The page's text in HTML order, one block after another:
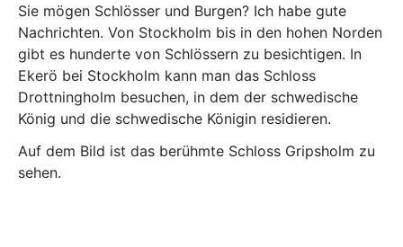
Sie mögen Schlösser und Burgen? Ich habe gute
Nachrichten. Von Stockholm bis in den hohen Norden
gibt es hunderte von Schlössern zu besichtigen. In
Ekerö bei Stockholm kann man das Schloss
Drottningholm besuchen, in dem der schwedische
König und die schwedische Königin residieren.
Auf dem Bild ist das berühmte Schloss Gripsholm zu
sehen.